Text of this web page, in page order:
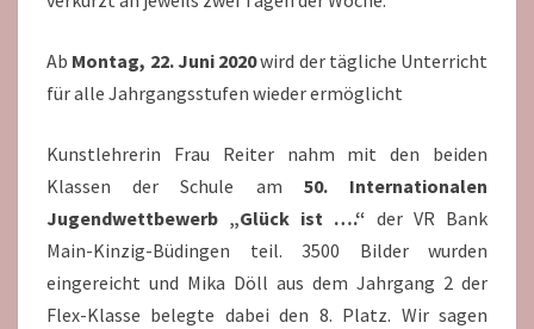
Ab Montag, 22. Juni 2020wird der tägliche Unterricht
für alle Jahrgangsstufen wieder ermöglicht
Kunstlehrerin Frau Reiter nahm mit den beiden
Klassen der Schule am 50. Internationalen
Jugendwettbewerb „Glück ist ….“ der VR Bank
Main-Kinzig-Büdingen teil. 3500 Bilder wurden
eingereicht und Mika Döll aus dem Jahrgang 2 der
Flex-Klasse belegte dabei den 8. Platz. Wir sagen